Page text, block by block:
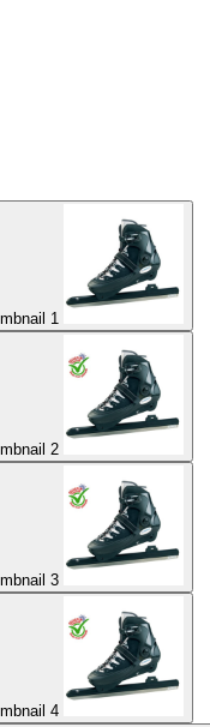
Zandstra Semi Soft Ving klap schaatsen thumbnail 1
Zandstra Semi Soft Ving klap schaatsen thumbnail 2
Zandstra Semi Soft Ving klap schaatsen thumbnail 3
Zandstra Semi Soft Ving klap schaatsen thumbnail 4